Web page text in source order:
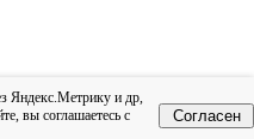
Политика
Яндекс.Метрику и др,
вы соглашаетесь с
Согласен